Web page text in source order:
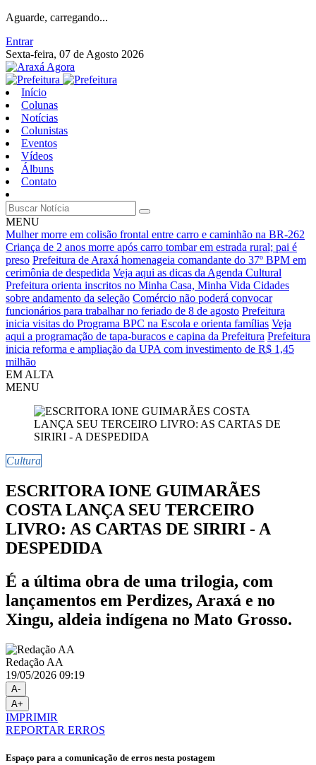
Aguarde, carregando...
Entrar
Sexta-feira, 07 de Agosto 2026
Início
Colunas
Notícias
Colunistas
Eventos
Vídeos
Álbuns
Contato
MENU
Mulher morre em colisão frontal entre carro e caminhão na BR-262
Criança de 2 anos morre após carro tombar em estrada rural; pai é
preso Prefeitura de Araxá homenageia comandante do 37º BPM em
cerimônia de despedida Veja aqui as dicas da Agenda Cultural
Prefeitura orienta inscritos no Minha Casa, Minha Vida Cidades
sobre andamento da seleção Comércio não poderá convocar
funcionários para trabalhar no feriado de 8 de agosto Prefeitura
inicia visitas do Programa BPC na Escola e orienta famílias Veja
aqui a programação de tapa-buracos e capina da Prefeitura Prefeitura
inicia reforma e ampliação da UPA com investimento de R$ 1,45
milhão
EM ALTA
MENU
Cultura
ESCRITORA IONE GUIMARÃES
COSTA LANÇA SEU TERCEIRO
LIVRO: AS CARTAS DE SIRIRI - A
DESPEDIDA
É a última obra de uma trilogia, com
lançamentos em Perdizes, Araxá e no
Xingu, aldeia indígena no Mato Grosso.
Redação AA
19/05/2026 09:19
A-
A+
IMPRIMIR
REPORTAR ERROS
Espaço para a comunicação de erros nesta postagem